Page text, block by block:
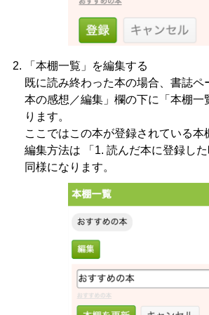
「本棚一覧」を編集する
既に読み終わった本の場合、書誌ペ
本の感想／編集」欄の下に「本棚一
ります。
ここではこの本が登録されている本
編集方法は 「1. 読んだ本に登録し
同様になります。